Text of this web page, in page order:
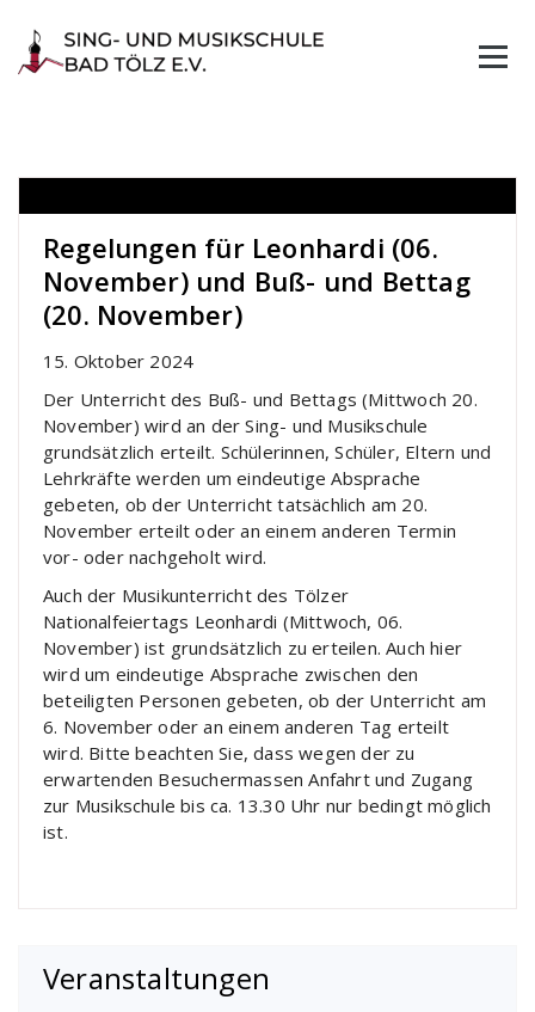
content
Regelungen für Leonhardi (06.
November) und Buß- und Bettag
(20. November)
15. Oktober 2024
Der Unterricht des Buß- und Bettags (Mittwoch 20.
November) wird an der Sing- und Musikschule
grundsätzlich erteilt. Schülerinnen, Schüler, Eltern und
Lehrkräfte werden um eindeutige Absprache
gebeten, ob der Unterricht tatsächlich am 20.
November erteilt oder an einem anderen Termin
vor- oder nachgeholt wird.
Auch der Musikunterricht des Tölzer
Nationalfeiertags Leonhardi (Mittwoch, 06.
November) ist grundsätzlich zu erteilen. Auch hier
wird um eindeutige Absprache zwischen den
beteiligten Personen gebeten, ob der Unterricht am
6. November oder an einem anderen Tag erteilt
wird. Bitte beachten Sie, dass wegen der zu
erwartenden Besuchermassen Anfahrt und Zugang
zur Musikschule bis ca. 13.30 Uhr nur bedingt möglich
ist.
Veranstaltungen